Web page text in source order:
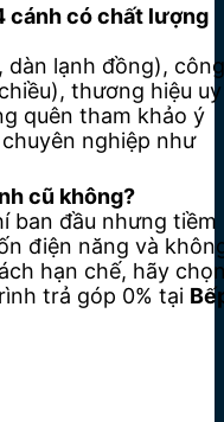
cánh có chất lượng
dàn lạnh đồng), công
thương hiệu uy
quên tham khảo ý
nghiệp như
cũ không?
ban đầu nhưng tiềm
điện năng và
hạn chế, hãy
trả góp 0% tại